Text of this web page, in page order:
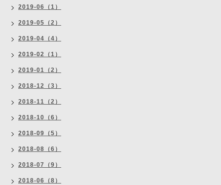
2019-06（1）
2019-05（2）
2019-04（4）
2019-02（1）
2019-01（2）
2018-12（3）
2018-11（2）
2018-10（6）
2018-09（5）
2018-08（6）
2018-07（9）
2018-06（8）